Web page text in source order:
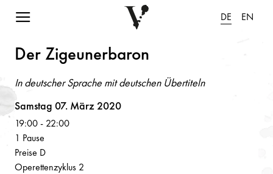
Navigation einblenden DE EN
Der Zigeunerbaron
In deutscher Sprache mit deutschen Übertiteln
Volksoper
Samstag 07. März 2020
19:00- 22:00
1 Pause
Preise D
Operettenzyklus 2